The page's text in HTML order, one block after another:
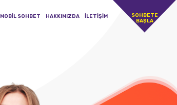
MOBİL SOHBET HAKKIMIZDA İLETİŞİM
SOHBETE
BAŞLA